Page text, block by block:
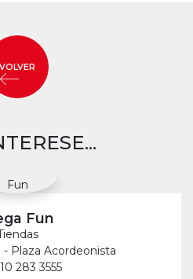
VOLVER
Fun
- Plaza Acordeonista
283 3555